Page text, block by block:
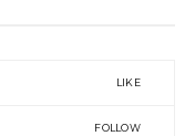
LIKE
FOLLOW